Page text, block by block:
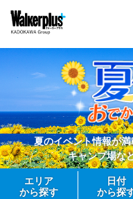
夏のイベント情報が
キャンプ場な
エリア
から探す
日付
から探